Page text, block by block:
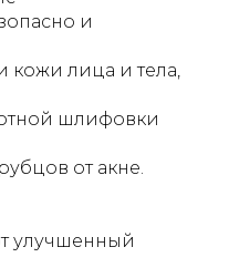
и
кожи лица и тела,
шлифовки
от акне.
улучшенный